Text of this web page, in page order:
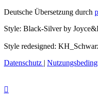
Deutsche Übersetzung durch
Style: Black-Silver by
Style redesigned:
Datenschutz |